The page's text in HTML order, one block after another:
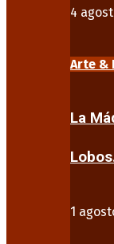
4
Arte &
La
1